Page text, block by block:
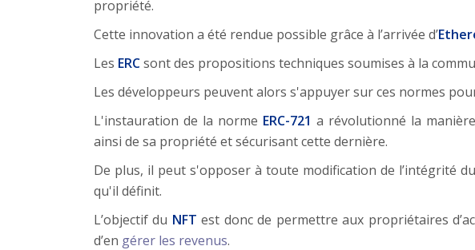
propriété.
Cette innovation a été rendue possible grâce à l’arrivée d’
Les ERCsont des propositions techniques soumises à la
Les développeurs peuvent alors s'appuyer sur ces normes
L'instauration de la norme ERC-721 a révolutionné la
ainsi de sa propriété et sécurisant cette dernière.
De plus, il peut s'opposer à toute modification de l’intégrité
qu'il définit.
L’objectif du NFT est donc de permettre aux propriétaires
d’en gérer les revenus.